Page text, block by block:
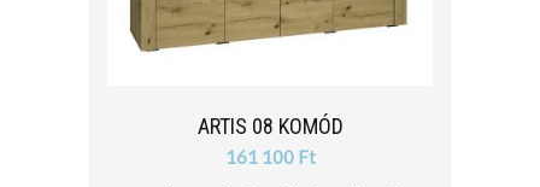
ARTIS 08 KOMÓD
161 100 Ft